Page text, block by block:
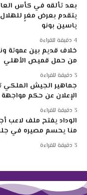
يتقدم بعرض مغرٍ للهلال
ياسين بونو
خلاف قديم بين عموتة
من حمل قميص الأهلي
جماهير الجيش الملكي
الإعلان عن حكم مواجهة
الوداد يفتح ملف لاعب
منا يحسم مصيره في